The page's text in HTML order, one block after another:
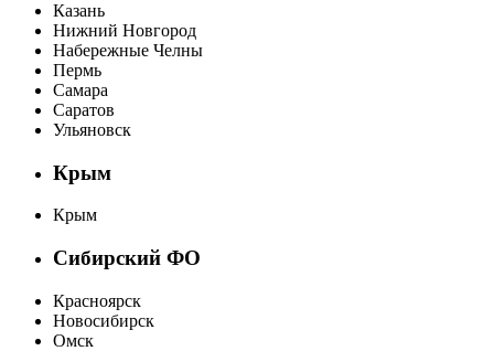
Казань
Нижний Новгород
Набережные Челны
Пермь
Самара
Саратов
Ульяновск
Крым
Крым
Сибирский ФО
Красноярск
Новосибирск
Омск